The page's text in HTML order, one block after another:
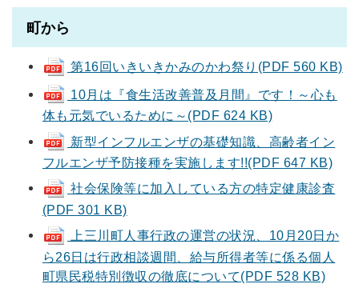
町から
第16回いきいきかみのかわ祭り(PDF 560 KB)
10月は『食生活改善普及月間』です！～心も
体も元気でいるために～(PDF 624 KB)
新型インフルエンザの基礎知識、高齢者イン
フルエンザ予防接種を実施します!!(PDF 647 KB)
社会保険等に加入している方の特定健康診査
(PDF 301 KB)
上三川町人事行政の運営の状況、10月20日か
ら26日は行政相談週間、給与所得者等に係る個人
町県民税特別徴収の徹底について(PDF 528 KB)